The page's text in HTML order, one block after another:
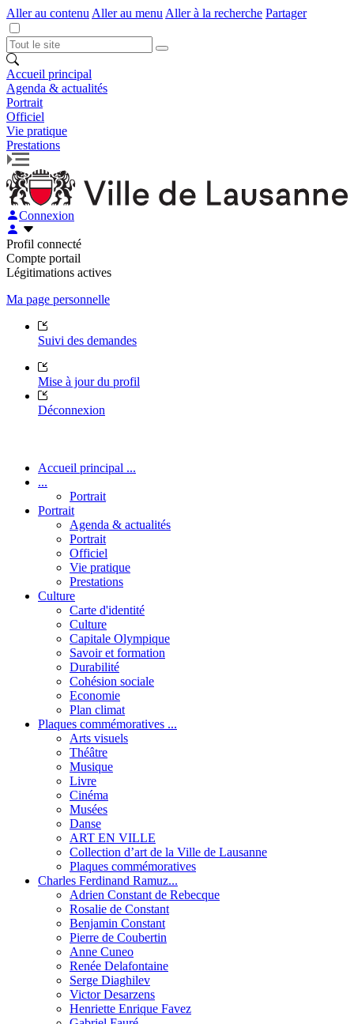
Aller au contenu Aller au menu Aller à la recherche Partager
Accueil principal
Agenda & actualités
Portrait
Officiel
Vie pratique
Prestations
Connexion
Profil connecté
Compte portail
Légitimations actives
Ma page personnelle
Suivi des demandes
Mise à jour du profil
Déconnexion
Accueil principal ...
...
Portrait
Portrait
Agenda & actualités
Portrait
Officiel
Vie pratique
Prestations
Culture
Carte d'identité
Culture
Capitale Olympique
Savoir et formation
Durabilité
Cohésion sociale
Economie
Plan climat
Plaques commémoratives ...
Arts visuels
Théâtre
Musique
Livre
Cinéma
Musées
Danse
ART EN VILLE
Collection d’art de la Ville de Lausanne
Plaques commémoratives
Charles Ferdinand Ramuz...
Adrien Constant de Rebecque
Rosalie de Constant
Benjamin Constant
Pierre de Coubertin
Anne Cuneo
Renée Delafontaine
Serge Diaghilev
Victor Desarzens
Henriette Enrique Favez